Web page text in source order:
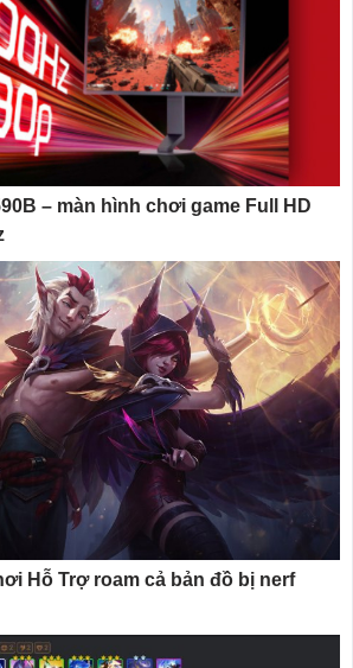
– màn hình chơi game Full HD
Hỗ Trợ roam cả bản đồ bị nerf